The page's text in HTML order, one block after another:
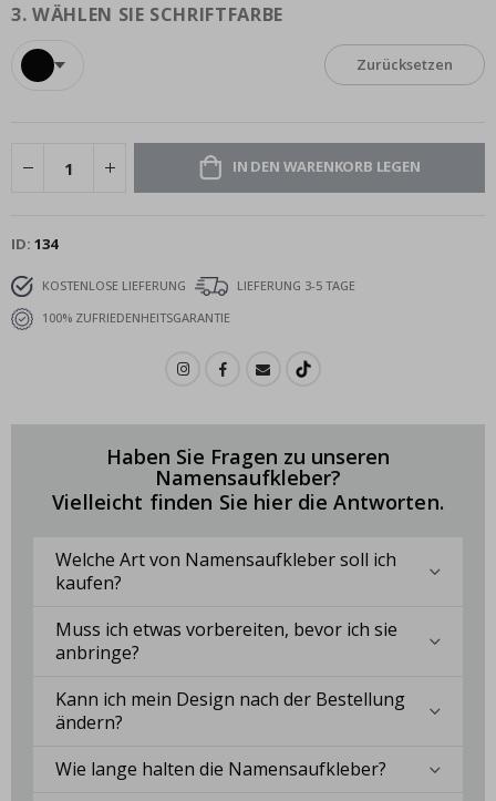
3. WÄHLEN SIE SCHRIFTFARBE
Zurücksetzen
IN DEN WARENKORB LEGEN
ID 134
KOSTENLOSE LIEFERUNG
LIEFERUNG 3-5 TAGE
100% ZUFRIEDENHEITSGARANTIE
Haben Sie Fragen zu unseren
Namensaufkleber?
Vielleicht finden Sie hier die Antworten.
Welche Art von Namensaufkleber soll ich
kaufen?
Muss ich etwas vorbereiten, bevor ich sie
anbringe?
Kann ich mein Design nach der Bestellung
ändern?
Wie lange halten die Namensaufkleber?